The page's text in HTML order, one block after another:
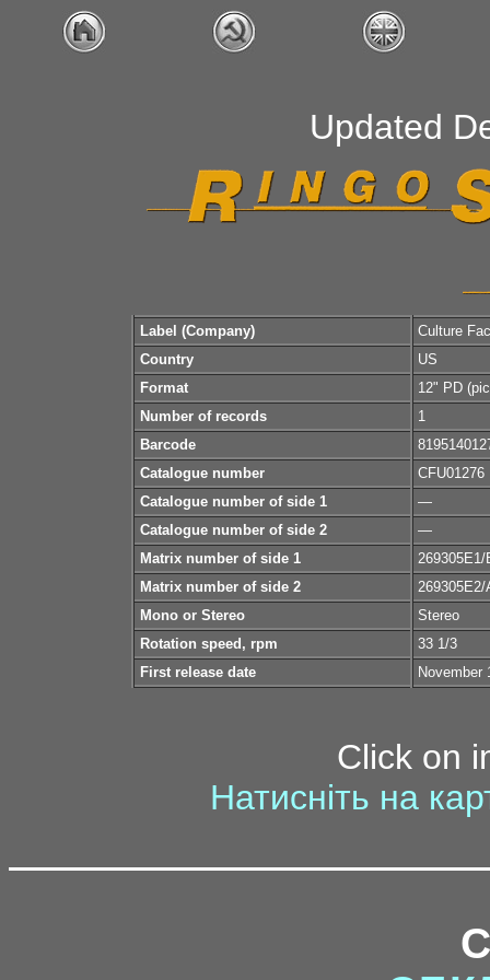
Updated
Label (Company)
Culture
Country
US
Format
12" PD
Number of records
1
Barcode
Catalogue number
CFU01276
Catalogue number of side 1
—
Catalogue number of side 2
—
Matrix number of side 1
269305E1/
Matrix number of side 2
269305E2/
Mono or Stereo
Stereo
Rotation speed, rpm
33 1/3
First release date
November
Click on
Натисніть на